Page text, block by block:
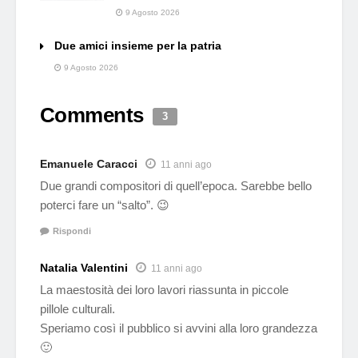
9 Agosto 2026
Due amici insieme per la patria
9 Agosto 2026
Comments 3
Emanuele Caracci 11 anni ago
Due grandi compositori di quell’epoca. Sarebbe bello
poterci fare un “salto”. 😉
Rispondi
Natalia Valentini 11 anni ago
La maestosità dei loro lavori riassunta in piccole
pillole culturali.
Speriamo così il pubblico si avvini alla loro grandezza
🙂